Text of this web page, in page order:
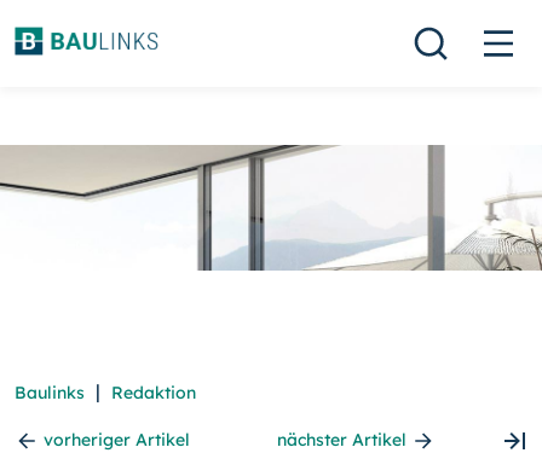
Baulinks | Redaktion
vorheriger Artikel nächster Artikel